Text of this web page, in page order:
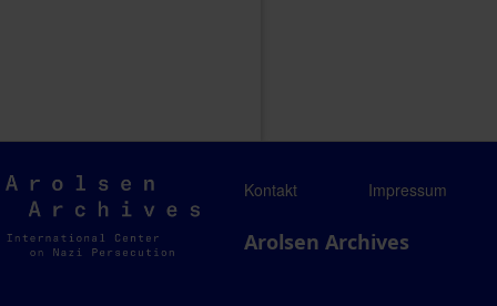
Arolsen
Archives
Kontakt Impressum
Arolsen Archives